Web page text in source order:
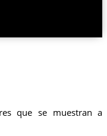
que se muestran a